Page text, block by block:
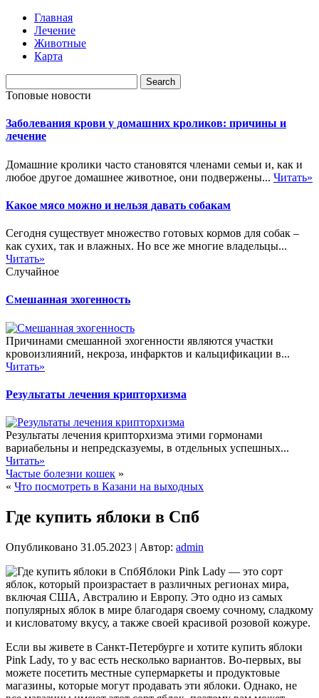
Главная
Лечение
Животные
Карта
Топовые новости
Заболевания крови у домашних кроликов: причины и
лечение
Домашние кролики часто становятся членами семьи и, как и
любое другое домашнее животное, они подвержены... Читать»
Какое мясо можно и нельзя давать собакам
Сегодня существует множество готовых кормов для собак –
как сухих, так и влажных. Но все же многие владельцы...
Читать»
Случайное
Смешанная эхогенность
Причинами смешанной эхогенности являются участки
кровоизлияний, некроза, инфарктов и кальцификации в...
Читать»
Результаты лечения крипторхизма
Результаты лечения крипторхизма этими гормонами
вариабельны и непредсказуемы, в отдельных успешных...
Читать»
Частые болезни кошек »
« Что посмотреть в Казани на выходных
Где купить яблоки в Спб
Опубликовано 31.05.2023 | Автор: admin
Яблоки Pink Lady — это сорт
яблок, который произрастает в различных регионах мира,
включая США, Австралию и Европу. Это одно из самых
популярных яблок в мире благодаря своему сочному, сладкому
и кисловатому вкусу, а также своей красивой розовой кожуре.
Если вы живете в Санкт-Петербурге и хотите купить яблоки
Pink Lady, то у вас есть несколько вариантов. Во-первых, вы
можете посетить местные супермаркеты и продуктовые
магазины, которые могут продавать эти яблоки. Однако, не